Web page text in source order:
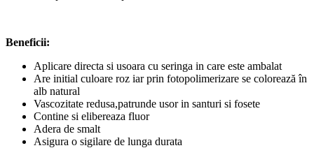
Beneficii:
Aplicare directa si usoara cu seringa in care este ambalat
Are initial culoare roz iar prin fotopolimerizare se colorează în
alb natural
Vascozitate redusa,patrunde usor in santuri si fosete
Contine si elibereaza fluor
Adera de smalt
Asigura o sigilare de lunga durata